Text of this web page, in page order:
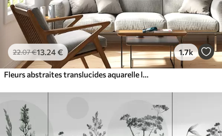
22.07€13 .24€ 1.7k